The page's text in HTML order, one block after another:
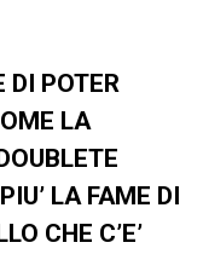
DI POTER
LA
LA FAME DI
CHE C’E’